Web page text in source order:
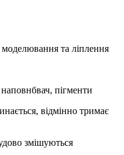
та ліплення
пігменти
відмінно тримає
змішуються